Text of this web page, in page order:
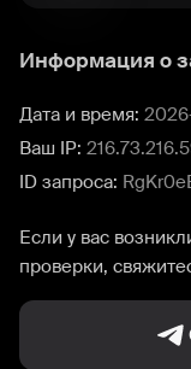
Информация о
Дата и время:
Ваш IP:
ID запроса:
Если у вас
проверки,